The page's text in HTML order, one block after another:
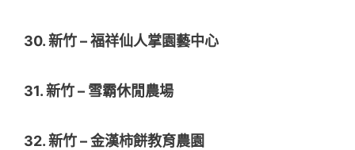
30. 新竹 – 福祥仙人掌園藝中心
31. 新竹 – 雪霸休閒農場
32. 新竹 – 金漢柿餅教育農園